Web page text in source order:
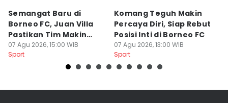
Semangat Baru di
Borneo FC, Juan Villa
Pastikan Tim Makin
Kompak
07 Agu 2026, 15:00 WIB
Sport
Komang Teguh Makin
Percaya Diri, Siap Rebut
Posisi Inti di Borneo FC
07 Agu 2026, 13:00 WIB
Sport